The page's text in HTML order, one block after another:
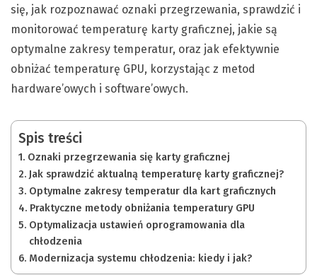
się, jak rozpoznawać oznaki przegrzewania, sprawdzić i
monitorować temperaturę karty graficznej, jakie są
optymalne zakresy temperatur, oraz jak efektywnie
obniżać temperaturę GPU, korzystając z metod
hardware’owych i software’owych.
Spis treści
Oznaki przegrzewania się karty graficznej
Jak sprawdzić aktualną temperaturę karty graficznej?
Optymalne zakresy temperatur dla kart graficznych
Praktyczne metody obniżania temperatury GPU
Optymalizacja ustawień oprogramowania dla
chłodzenia
Modernizacja systemu chłodzenia: kiedy i jak?